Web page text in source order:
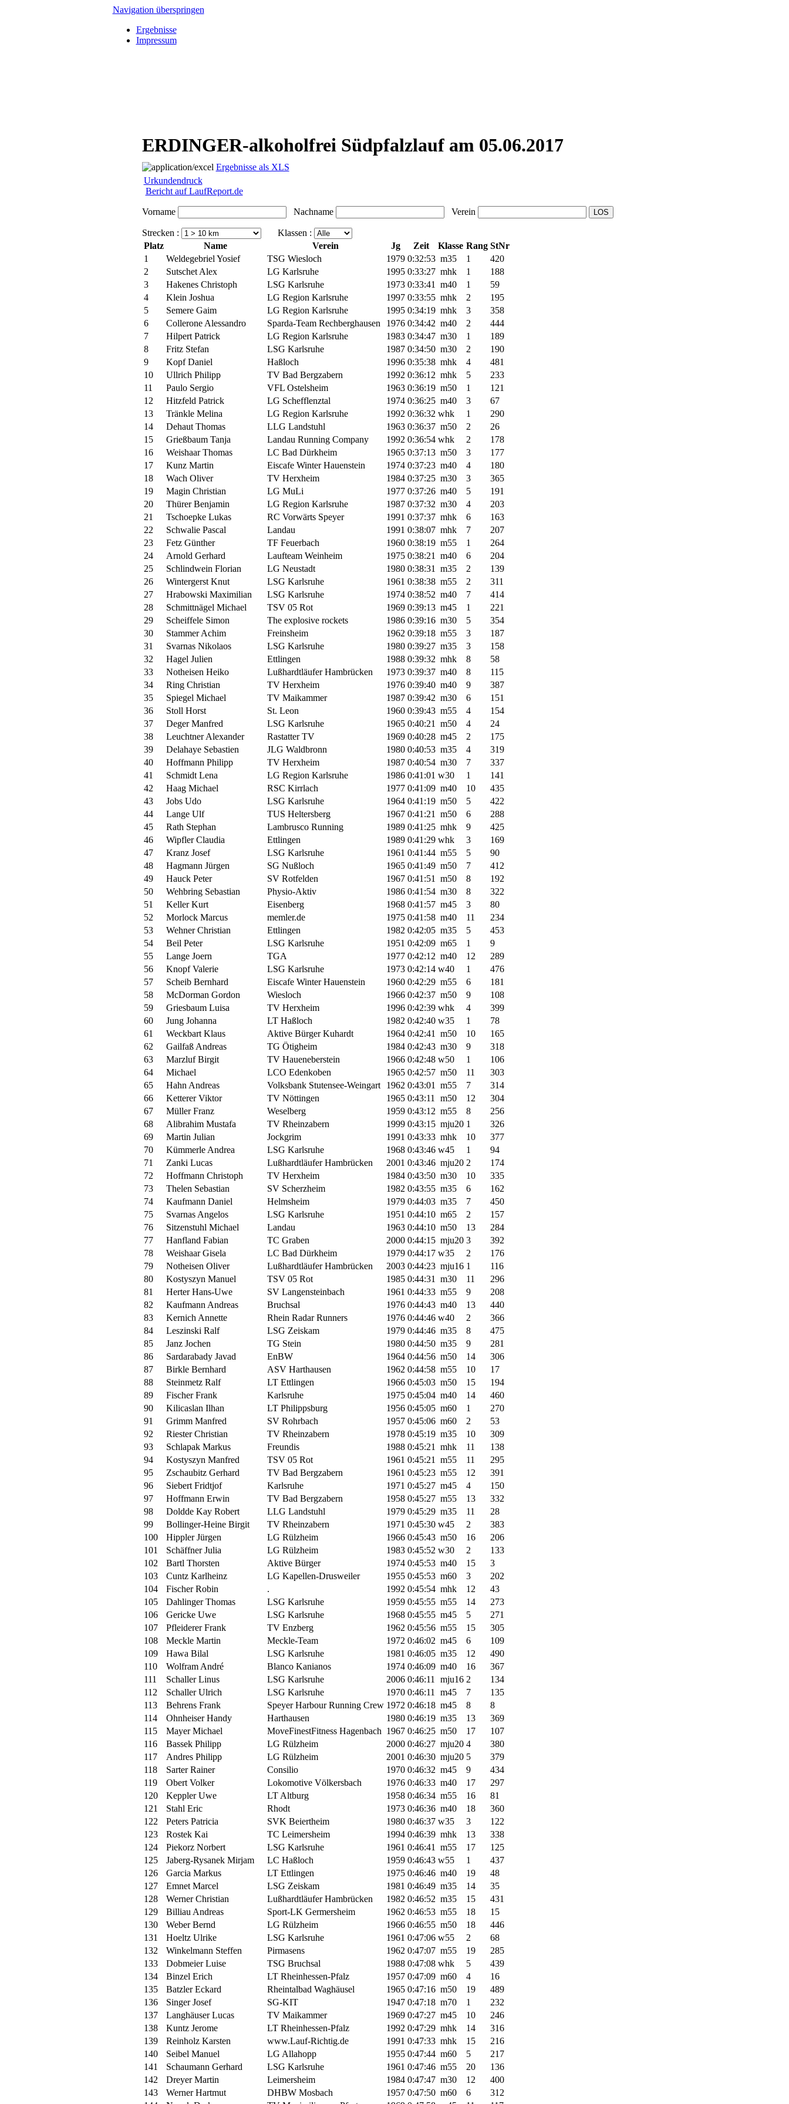
Navigation überspringen
Ergebnisse
Impressum
ERDINGER-alkoholfrei Südpfalzlauf am 05.06.2017
Ergebnisse als XLS
Urkundendruck
Bericht auf LaufReport.de
Vorname Nachname Verein
Strecken :
Klassen :
Platz
Name Verein Jg Zeit Klasse Rang StNr
1
Weldegebriel Yosief TSG Wiesloch 1979 0:32:53 m35 1
420
2
Sutschet Alex LG Karlsruhe 1995 0:33:27 mhk 1
188
3
Hakenes Christoph LSG Karlsruhe 1973 0:33:41 m40 1
59
4
Klein Joshua LG Region Karlsruhe 1997 0:33:55 mhk 2
195
5
Semere Gaim LG Region Karlsruhe 1995 0:34:19 mhk 3
358
6
Collerone Alessandro Sparda-Team Rechberghausen 1976 0:34:42 m40 2
444
7
Hilpert Patrick LG Region Karlsruhe 1983 0:34:47 m30 1
189
8
Fritz Stefan LSG Karlsruhe 1987 0:34:50 m30 2
190
9
Kopf Daniel Haßloch 1996 0:35:38 mhk 4
481
10
Ullrich Philipp TV Bad Bergzabern 1992 0:36:12 mhk 5
233
11
Paulo Sergio VFL Ostelsheim 1963 0:36:19 m50 1
121
12
Hitzfeld Patrick LG Schefflenztal 1974 0:36:25 m40 3
67
13
Tränkle Melina LG Region Karlsruhe 1992 0:36:32 whk 1
290
14
Dehaut Thomas LLG Landstuhl 1963 0:36:37 m50 2
26
15
Grießbaum Tanja Landau Running Company 1992 0:36:54 whk 2
178
16
Weishaar Thomas LC Bad Dürkheim 1965 0:37:13 m50 3
177
17
Kunz Martin Eiscafe Winter Hauenstein 1974 0:37:23 m40 4
180
18
Wach Oliver TV Herxheim 1984 0:37:25 m30 3
365
19
Magin Christian LG MuLi 1977 0:37:26 m40 5
191
20
Thürer Benjamin LG Region Karlsruhe 1987 0:37:32 m30 4
203
21
Tschoepke Lukas RC Vorwärts Speyer 1991 0:37:37 mhk 6
163
22
Schwalie Pascal Landau 1991 0:38:07 mhk 7
207
23
Fetz Günther TF Feuerbach 1960 0:38:19 m55 1
264
24
Arnold Gerhard Laufteam Weinheim 1975 0:38:21 m40 6
204
25
Schlindwein Florian LG Neustadt 1980 0:38:31 m35 2
139
26
Wintergerst Knut LSG Karlsruhe 1961 0:38:38 m55 2
311
27
Hrabowski Maximilian LSG Karlsruhe 1974 0:38:52 m40 7
414
28
Schmittnägel Michael TSV 05 Rot 1969 0:39:13 m45 1
221
29
Scheiffele Simon The explosive rockets 1986 0:39:16 m30 5
354
30
Stammer Achim Freinsheim 1962 0:39:18 m55 3
187
31
Svarnas Nikolaos LSG Karlsruhe 1980 0:39:27 m35 3
158
32
Hagel Julien Ettlingen 1988 0:39:32 mhk 8
58
33
Notheisen Heiko Lußhardtläufer Hambrücken 1973 0:39:37 m40 8
115
34
Ring Christian TV Herxheim 1976 0:39:40 m40 9
387
35
Spiegel Michael TV Maikammer 1987 0:39:42 m30 6
151
36
Stoll Horst St. Leon 1960 0:39:43 m55 4
154
37
Deger Manfred LSG Karlsruhe 1965 0:40:21 m50 4
24
38
Leuchtner Alexander Rastatter TV 1969 0:40:28 m45 2
175
39
Delahaye Sebastien JLG Waldbronn 1980 0:40:53 m35 4
319
40
Hoffmann Philipp TV Herxheim 1987 0:40:54 m30 7
337
41
Schmidt Lena LG Region Karlsruhe 1986 0:41:01 w30 1
141
42
Haag Michael RSC Kirrlach 1977 0:41:09 m40 10
435
43
Jobs Udo LSG Karlsruhe 1964 0:41:19 m50 5
422
44
Lange Ulf TUS Heltersberg 1967 0:41:21 m50 6
288
45
Rath Stephan Lambrusco Running 1989 0:41:25 mhk 9
425
46
Wipfler Claudia Ettlingen 1989 0:41:29 whk 3
169
47
Kranz Josef LSG Karlsruhe 1961 0:41:44 m55 5
90
48
Hagmann Jürgen SG Nußloch 1965 0:41:49 m50 7
412
49
Hauck Peter SV Rotfelden 1967 0:41:51 m50 8
192
50
Wehbring Sebastian Physio-Aktiv 1986 0:41:54 m30 8
322
51
Keller Kurt Eisenberg 1968 0:41:57 m45 3
80
52
Morlock Marcus memler.de 1975 0:41:58 m40 11
234
53
Wehner Christian Ettlingen 1982 0:42:05 m35 5
453
54
Beil Peter LSG Karlsruhe 1951 0:42:09 m65 1
9
55
Lange Joern TGA 1977 0:42:12 m40 12
289
56
Knopf Valerie LSG Karlsruhe 1973 0:42:14 w40 1
476
57
Scheib Bernhard Eiscafe Winter Hauenstein 1960 0:42:29 m55 6
181
58
McDorman Gordon Wiesloch 1966 0:42:37 m50 9
108
59
Griesbaum Luisa TV Herxheim 1996 0:42:39 whk 4
399
60
Jung Johanna LT Haßloch 1982 0:42:40 w35 1
78
61
Weckbart Klaus Aktive Bürger Kuhardt 1964 0:42:41 m50 10
165
62
Gailfaß Andreas TG Ötigheim 1984 0:42:43 m30 9
318
63
Marzluf Birgit TV Haueneberstein 1966 0:42:48 w50 1
106
64
Michael LCO Edenkoben 1965 0:42:57 m50 11
303
65
Hahn Andreas Volksbank Stutensee-Weingart 1962 0:43:01 m55 7
314
66
Ketterer Viktor TV Nöttingen 1965 0:43:11 m50 12
304
67
Müller Franz Weselberg 1959 0:43:12 m55 8
256
68
Alibrahim Mustafa TV Rheinzabern 1999 0:43:15 mju20 1
326
69
Martin Julian Jockgrim 1991 0:43:33 mhk 10
377
70
Kümmerle Andrea LSG Karlsruhe 1968 0:43:46 w45 1
94
71
Zanki Lucas Lußhardtläufer Hambrücken 2001 0:43:46 mju20 2
174
72
Hoffmann Christoph TV Herxheim 1984 0:43:50 m30 10
335
73
Thelen Sebastian SV Scherzheim 1982 0:43:55 m35 6
162
74
Kaufmann Daniel Helmsheim 1979 0:44:03 m35 7
450
75
Svarnas Angelos LSG Karlsruhe 1951 0:44:10 m65 2
157
76
Sitzenstuhl Michael Landau 1963 0:44:10 m50 13
284
77
Hanfland Fabian TC Graben 2000 0:44:15 mju20 3
392
78
Weishaar Gisela LC Bad Dürkheim 1979 0:44:17 w35 2
176
79
Notheisen Oliver Lußhardtläufer Hambrücken 2003 0:44:23 mju16 1
116
80
Kostyszyn Manuel TSV 05 Rot 1985 0:44:31 m30 11
296
81
Herter Hans-Uwe SV Langensteinbach 1961 0:44:33 m55 9
208
82
Kaufmann Andreas Bruchsal 1976 0:44:43 m40 13
440
83
Kernich Annette Rhein Radar Runners 1976 0:44:46 w40 2
366
84
Leszinski Ralf LSG Zeiskam 1979 0:44:46 m35 8
475
85
Janz Jochen TG Stein 1980 0:44:50 m35 9
281
86
Sardarabady Javad EnBW 1964 0:44:56 m50 14
306
87
Birkle Bernhard ASV Harthausen 1962 0:44:58 m55 10
17
88
Steinmetz Ralf LT Ettlingen 1966 0:45:03 m50 15
194
89
Fischer Frank Karlsruhe 1975 0:45:04 m40 14
460
90
Kilicaslan Ilhan LT Philippsburg 1956 0:45:05 m60 1
270
91
Grimm Manfred SV Rohrbach 1957 0:45:06 m60 2
53
92
Riester Christian TV Rheinzabern 1978 0:45:19 m35 10
309
93
Schlapak Markus Freundis 1988 0:45:21 mhk 11
138
94
Kostyszyn Manfred TSV 05 Rot 1961 0:45:21 m55 11
295
95
Zschaubitz Gerhard TV Bad Bergzabern 1961 0:45:23 m55 12
391
96
Siebert Fridtjof Karlsruhe 1971 0:45:27 m45 4
150
97
Hoffmann Erwin TV Bad Bergzabern 1958 0:45:27 m55 13
332
98
Doldde Kay Robert LLG Landstuhl 1979 0:45:29 m35 11
28
99
Bollinger-Heine Birgit TV Rheinzabern 1971 0:45:30 w45 2
383
100
Hippler Jürgen LG Rülzheim 1966 0:45:43 m50 16
206
101
Schäffner Julia LG Rülzheim 1983 0:45:52 w30 2
133
102
Bartl Thorsten Aktive Bürger 1974 0:45:53 m40 15
3
103
Cuntz Karlheinz LG Kapellen-Drusweiler 1955 0:45:53 m60 3
202
104
Fischer Robin . 1992 0:45:54 mhk 12
43
105
Dahlinger Thomas LSG Karlsruhe 1959 0:45:55 m55 14
273
106
Gericke Uwe LSG Karlsruhe 1968 0:45:55 m45 5
271
107
Pfleiderer Frank TV Enzberg 1962 0:45:56 m55 15
305
108
Meckle Martin Meckle-Team 1972 0:46:02 m45 6
109
109
Hawa Bilal LSG Karlsruhe 1981 0:46:05 m35 12
490
110
Wolfram André Blanco Kanianos 1974 0:46:09 m40 16
367
111
Schaller Linus LSG Karlsruhe 2006 0:46:11 mju16 2
134
112
Schaller Ulrich LSG Karlsruhe 1970 0:46:11 m45 7
135
113
Behrens Frank Speyer Harbour Running Crew 1972 0:46:18 m45 8
8
114
Ohnheiser Handy Harthausen 1980 0:46:19 m35 13
369
115
Mayer Michael MoveFinestFitness Hagenbach 1967 0:46:25 m50 17
107
116
Bassek Philipp LG Rülzheim 2000 0:46:27 mju20 4
380
117
Andres Philipp LG Rülzheim 2001 0:46:30 mju20 5
379
118
Sarter Rainer Consilio 1970 0:46:32 m45 9
434
119
Obert Volker Lokomotive Völkersbach 1976 0:46:33 m40 17
297
120
Keppler Uwe LT Altburg 1958 0:46:34 m55 16
81
121
Stahl Eric Rhodt 1973 0:46:36 m40 18
360
122
Peters Patricia SVK Beiertheim 1980 0:46:37 w35 3
122
123
Rostek Kai TC Leimersheim 1994 0:46:39 mhk 13
338
124
Piekorz Norbert LSG Karlsruhe 1961 0:46:41 m55 17
125
125
Jaberg-Rysanek Mirjam LC Haßloch 1959 0:46:43 w55 1
437
126
Garcia Markus LT Ettlingen 1975 0:46:46 m40 19
48
127
Emnet Marcel LSG Zeiskam 1981 0:46:49 m35 14
35
128
Werner Christian Lußhardtläufer Hambrücken 1982 0:46:52 m35 15
431
129
Billiau Andreas Sport-LK Germersheim 1962 0:46:53 m55 18
15
130
Weber Bernd LG Rülzheim 1966 0:46:55 m50 18
446
131
Hoeltz Ulrike LSG Karlsruhe 1961 0:47:06 w55 2
68
132
Winkelmann Steffen Pirmasens 1962 0:47:07 m55 19
285
133
Dobmeier Luise TSG Bruchsal 1988 0:47:08 whk 5
439
134
Binzel Erich LT Rheinhessen-Pfalz 1957 0:47:09 m60 4
16
135
Batzler Eckard Rheintalbad Waghäusel 1965 0:47:16 m50 19
489
136
Singer Josef SG-KIT 1947 0:47:18 m70 1
232
137
Langhäuser Lucas TV Maikammer 1969 0:47:27 m45 10
246
138
Kuntz Jerome LT Rheinhessen-Pfalz 1992 0:47:29 mhk 14
316
139
Reinholz Karsten www.Lauf-Richtig.de 1991 0:47:33 mhk 15
216
140
Seibel Manuel LG Allahopp 1955 0:47:44 m60 5
217
141
Schaumann Gerhard LSG Karlsruhe 1961 0:47:46 m55 20
136
142
Dreyer Martin Leimersheim 1984 0:47:47 m30 12
400
143
Werner Hartmut DHBW Mosbach 1957 0:47:50 m60 6
312